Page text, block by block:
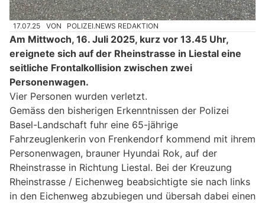
17.07.25 VON POLIZEI.NEWS REDAKTION
Am Mittwoch, 16. Juli 2025, kurz vor 13.45 Uhr,
ereignete sich auf der Rheinstrasse in Liestal eine
seitliche Frontalkollision zwischen zwei
Personenwagen.
Vier Personen wurden verletzt.
Gemäss den bisherigen Erkenntnissen der Polizei
Basel-Landschaft fuhr eine 65-jährige
Fahrzeuglenkerin von Frenkendorf kommend mit ihrem
Personenwagen, brauner Hyundai Rok, auf der
Rheinstrasse in Richtung Liestal. Bei der Kreuzung
Rheinstrasse / Eichenweg beabsichtigte sie nach links
in den Eichenweg abzubiegen und übersah dabei einen